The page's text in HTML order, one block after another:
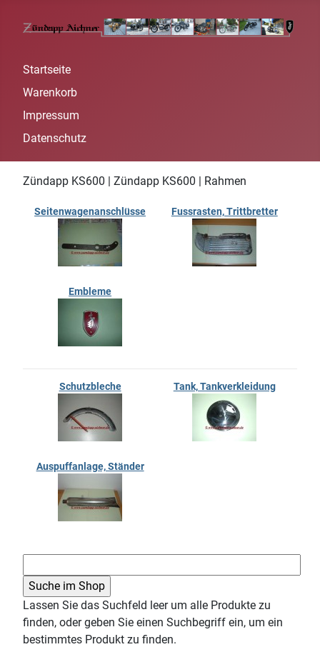
Startseite
Warenkorb
Impressum
Datenschutz
Zündapp KS600 | Zündapp KS600 | Rahmen
Seitenwagenanschlüsse Fussrasten, Trittbretter
Embleme
Schutzbleche Tank, Tankverkleidung
Auspuffanlage, Ständer
Lassen Sie das Suchfeld leer um alle Produkte zu
finden, oder geben Sie einen Suchbegriff ein, um ein
bestimmtes Produkt zu finden.